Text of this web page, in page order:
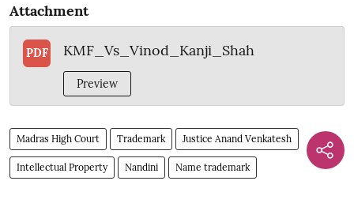
Attachment
PDF KMF_Vs_Vinod_Kanji_Shah
Preview
Madras High Court Trademark Justice Anand Venkatesh
Intellectual Property Nandini Name trademark